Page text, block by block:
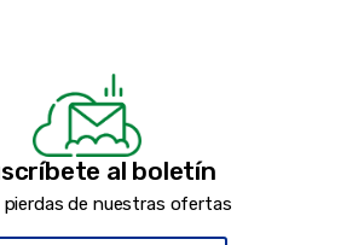
al boletín
pierdas de nuestras ofertas